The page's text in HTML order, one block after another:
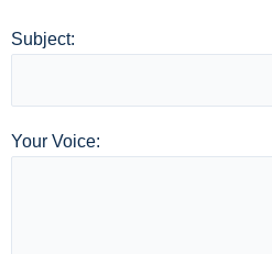
Subject:
Your Voice: